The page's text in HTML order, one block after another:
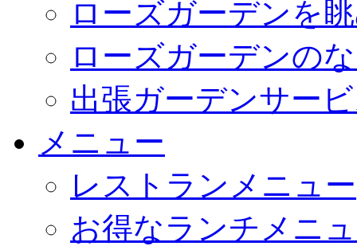
ローズガーデンを
ローズガーデンの
出張ガーデンサー
メニュー
レストランメニュー
お得なランチメニ